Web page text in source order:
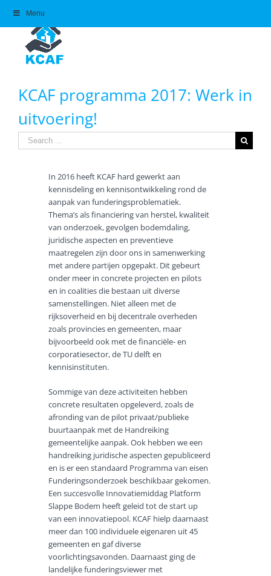
content
KCAF programma 2017: Werk in
uitvoering!
Search
for:
In 2016 heeft KCAF hard gewerkt aan
kennisdeling en kennisontwikkeling rond de
aanpak van funderingsproblematiek.
Thema’s als financiering van herstel, kwaliteit
van onderzoek, gevolgen bodemdaling,
juridische aspecten en preventieve
maatregelen zijn door ons in samenwerking
met andere partijen opgepakt. Dit gebeurt
onder meer in concrete projecten en pilots
en in coalities die bestaan uit diverse
samenstellingen. Niet alleen met de
rijksoverheid en bij decentrale overheden
zoals provincies en gemeenten, maar
bijvoorbeeld ook met de financiële- en
corporatiesector, de TU delft en
kennisinstituten.
Sommige van deze activiteiten hebben
concrete resultaten opgeleverd, zoals de
afronding van de pilot privaat/publieke
buurtaanpak met de Handreiking
gemeentelijke aanpak. Ook hebben we een
handreiking juridische aspecten gepubliceerd
en is er een standaard Programma van eisen
Funderingsonderzoek beschikbaar gekomen.
Een succesvolle Innovatiemiddag Platform
Slappe Bodem heeft geleid tot de start up
van een innovatiepool. KCAF hielp daarnaast
meer dan 100 individuele eigenaren uit 45
gemeenten en gaf diverse
voorlichtingsavonden. Daarnaast ging de
landelijke funderingsviewer met
Menu